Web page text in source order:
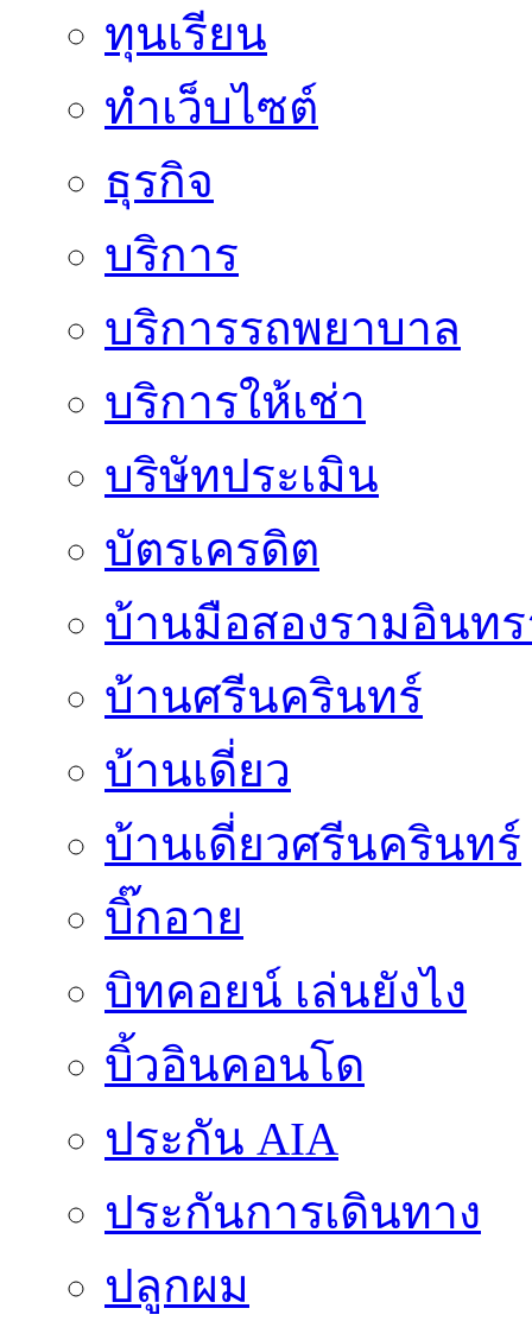
ทุนเรียน
ทําเว็บไซต์
ธุรกิจ
บริการ
บริการรถพยาบาล
บริการให้เช่า
บริษัทประเมิน
บัตรเครดิต
บ้านมือสองรามอินท
บ้านศรีนครินทร์
บ้านเดี่ยว
บ้านเดี่ยวศรีนครินทร์
บิ๊กอาย
บิทคอยน์ เล่นยังไง
บิ้วอินคอนโด
ประกัน AIA
ประกันการเดินทาง
ปลูกผม